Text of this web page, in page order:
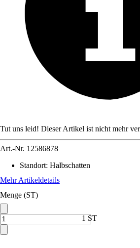
Tut uns leid! Dieser Artikel ist nicht mehr
Art.-Nr. 12586878
Standort: Halbschatten
Mehr Artikeldetails
Menge (ST)
1 ST